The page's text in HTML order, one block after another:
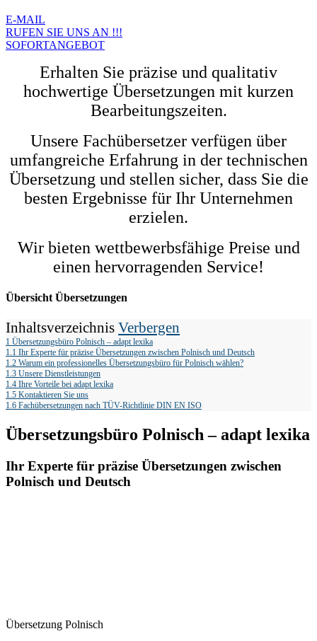
E-MAIL
RUFEN SIE UNS AN !!!
SOFORTANGEBOT
Erhalten Sie präzise und qualitativ
hochwertige Übersetzungen mit kurzen
Bearbeitungszeiten.
Unsere Fachübersetzer verfügen über
umfangreiche Erfahrung in der technischen
Übersetzung und stellen sicher, dass Sie die
besten Ergebnisse für Ihr Unternehmen
erzielen.
Wir bieten wettbewerbsfähige Preise und
einen hervorragenden Service!
Übersicht Übersetzungen
Inhaltsverzeichnis Verbergen
1 Übersetzungsbüro Polnisch – adapt lexika
1.1 Ihr Experte für präzise Übersetzungen zwischen Polnisch und Deutsch
1.2 Warum ein professionelles Übersetzungsbüro für Polnisch wählen?
1.3 Unsere Dienstleistungen
1.4 Ihre Vorteile bei adapt lexika
1.5 Kontaktieren Sie uns
1.6 Fachübersetzungen nach TÜV-Richtlinie DIN EN ISO
Übersetzungsbüro Polnisch – adapt lexika
Ihr Experte für präzise Übersetzungen zwischen
Polnisch und Deutsch
Übersetzung Polnisch